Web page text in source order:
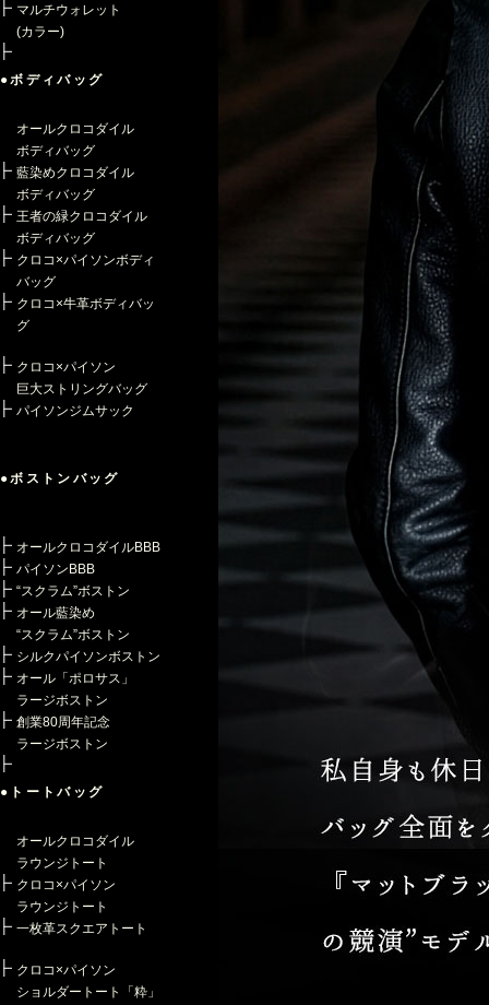
マルチウォレット
(カラー)
●ボディバッグ
オールクロコダイル
ボディバッグ
藍染めクロコダイル
ボディバッグ
王者の緑クロコダイル
ボディバッグ
クロコ×パイソンボディ
バッグ
クロコ×牛革ボディバッ
グ
クロコ×パイソン
巨大ストリングバッグ
パイソンジムサック
●ボストンバッグ
オールクロコダイルBBB
パイソンBBB
“スクラム”ボストン
オール藍染め
“スクラム”ボストン
シルクパイソンボストン
オール「ポロサス」
ラージボストン
創業80周年記念
ラージボストン
●トートバッグ
オールクロコダイル
ラウンジトート
クロコ×パイソン
ラウンジトート
一枚革スクエアトート
クロコ×パイソン
ショルダートート「粋」